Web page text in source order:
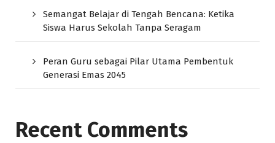
Semangat Belajar di Tengah Bencana: Ketika
Siswa Harus Sekolah Tanpa Seragam
Peran Guru sebagai Pilar Utama Pembentuk
Generasi Emas 2045
Recent Comments